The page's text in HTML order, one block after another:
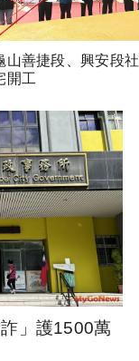
山善捷段、興安段
開工
」護1500萬